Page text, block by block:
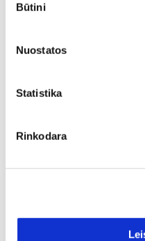
pasirinkimas
Būtini
Nuostatos
Statistika
Rinkodara
Yra kelių spalvų